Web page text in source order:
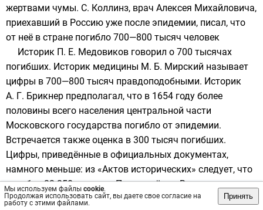
Мы используем файлы cookie.
Продолжая использовать сайт, вы даете свое согласие на
работу с этими файлами.
Принять
жертвами чумы. С. Коллинз, врач Алексея Михайловича,
приехавший в Россию уже после эпидемии, писал, что
от неё в стране погибло 700—800 тысяч человек
Историк П. Е. Медовиков говорил о 700 тысячах
погибших. Историк медицины М. Б. Мирский называет
цифры в 700—800 тысяч правдоподобными. Историк
А. Г. Брикнер предполагал, что в 1654 году более
половины всего населения центральной части
Московского государства погибло от эпидемии.
Встречается также оценка в 300 тысяч погибших.
Цифры, приведённые в официальных документах,
намного меньше: из «Актов исторических» следует, что
погибло 23 250 человек. По подсчётам Высоцкого,
погибло 41 053 человека. Александер называет